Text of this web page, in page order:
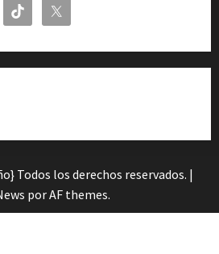
Todos los derechos reservados. |
por AF themes.